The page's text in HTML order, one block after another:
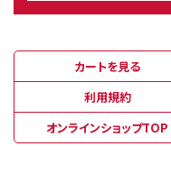
カートを見る
利用規約
オンラインショップTOP